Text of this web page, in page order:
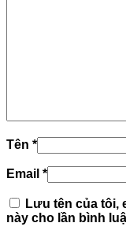
Tên *
Email *
Lưu tên của tôi,
này cho lần bình